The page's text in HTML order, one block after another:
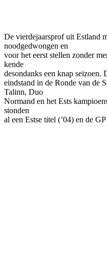
De vierdejaarsprof uit Estland
noodgedwongen en
voor het eerst stellen zonder
kende
desondanks een knap seizoen.
eindstand in de Ronde van de
Talinn, Duo
Normand en het Ests
stonden
al een Estse titel (’04) en de